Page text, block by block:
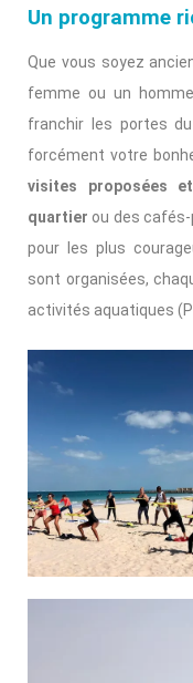
Un programme
Que vous soyez
femme ou un
franchir les portes
forcément votre
visites proposées
quartier ou des
pour les plus
sont organisées,
activités aquatiques